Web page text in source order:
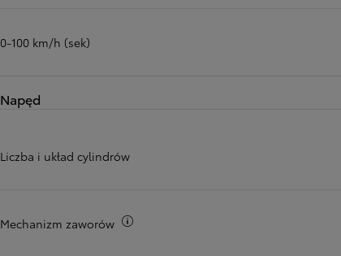
0-100 km/h (sek)
Napęd
Liczba i układ cylindrów
Mechanizm zaworów